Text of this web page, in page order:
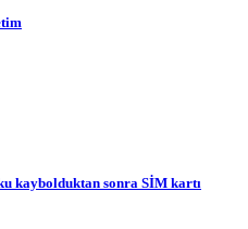
kaybolduktan sonra SİM kartı